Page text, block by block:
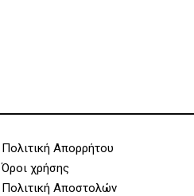
Πολιτική Απορρήτου
Όροι χρήσης
Πολιτική Αποστολών